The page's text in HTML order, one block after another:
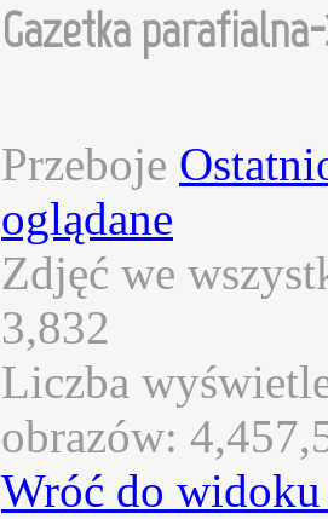
Gazetka
Przeboje
oglądane
Zdjęć we
3,832
Liczba
obrazów:
Wróć do